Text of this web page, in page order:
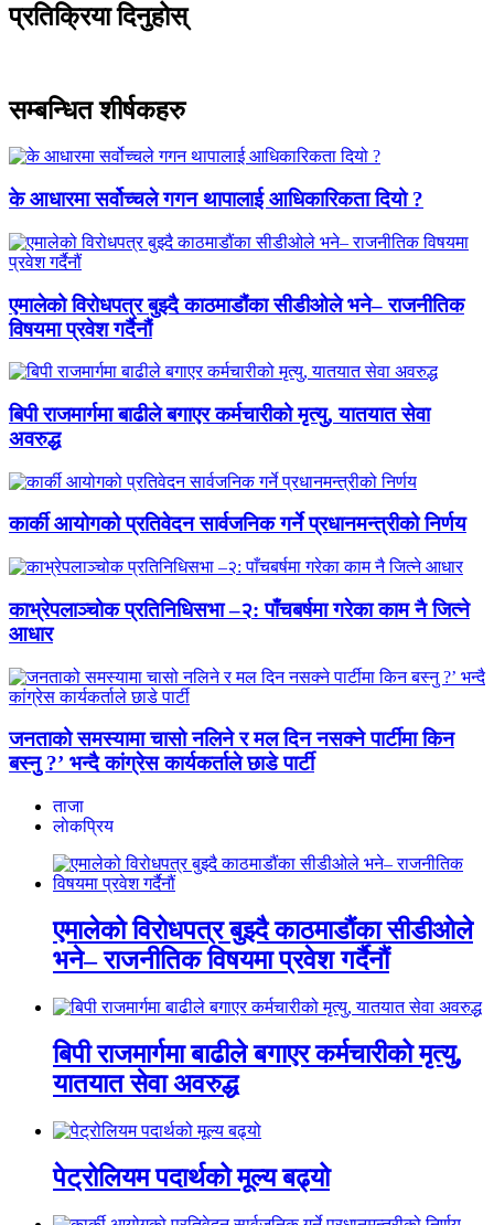
प्रतिक्रिया दिनुहोस्
सम्बन्धित शीर्षकहरु
के आधारमा सर्वोच्चले गगन थापालाई आधिकारिकता दियो ?
एमालेको विरोधपत्र बुझ्दै काठमाडौंका सीडीओले भने– राजनीतिक
विषयमा प्रवेश गर्दैनौं
बिपी राजमार्गमा बाढीले बगाएर कर्मचारीको मृत्यु, यातयात सेवा
अवरुद्ध
कार्की आयोगको प्रतिवेदन सार्वजनिक गर्ने प्रधानमन्त्रीको निर्णय
काभ्रेपलाञ्चोक प्रतिनिधिसभा –२: पाँचबर्षमा गरेका काम नै जित्ने
आधार
जनताको समस्यामा चासो नलिने र मल दिन नसक्ने पार्टीमा किन
बस्नु ?’ भन्दै कांग्रेस कार्यकर्ताले छाडे पार्टी
ताजा
लाेकप्रिय
एमालेको विरोधपत्र बुझ्दै काठमाडौंका सीडीओले
भने– राजनीतिक विषयमा प्रवेश गर्दैनौं
बिपी राजमार्गमा बाढीले बगाएर कर्मचारीको मृत्यु,
यातयात सेवा अवरुद्ध
पेट्रोलियम पदार्थको मूल्य बढ्यो